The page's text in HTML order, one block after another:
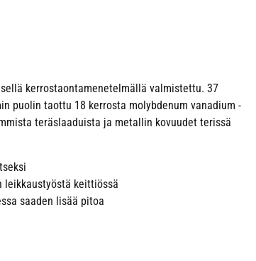
kerrostaontamenetelmällä valmistettu. 37
puolin taottu 18 kerrosta molybdenum vanadium -
teräslaaduista ja metallin kovuudet terissä
leikkaustyöstä keittiössä
saaden lisää pitoa